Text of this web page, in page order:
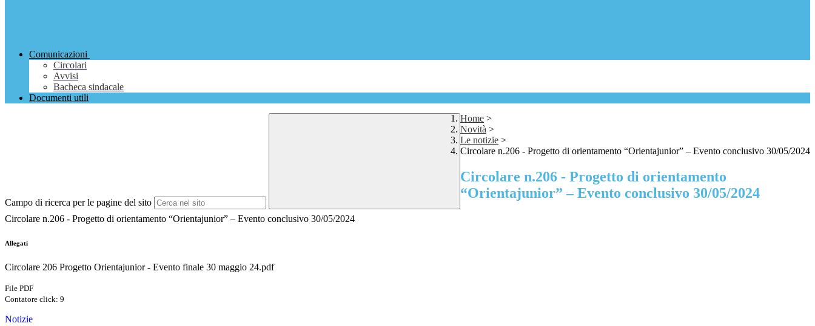
Comunicazioni
Circolari
Avvisi
Bacheca sindacale
Documenti utili
Campo di ricerca per le pagine del sito
Home >
Novità >
Le notizie >
Circolare n.206 - Progetto di orientamento “Orientajunior” – Evento conclusivo 30/05/2024
Circolare n.206 - Progetto di orientamento
“Orientajunior” – Evento conclusivo 30/05/2024
Circolare n.206 - Progetto di orientamento “Orientajunior” – Evento conclusivo 30/05/2024
Allegati
Circolare 206 Progetto Orientajunior - Evento finale 30 maggio 24.pdf
File PDF
Contatore click: 9
Notizie